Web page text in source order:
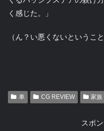
く感じた。」
（ん？い悪くないということ
車 CG REVIEW 家族
スポ